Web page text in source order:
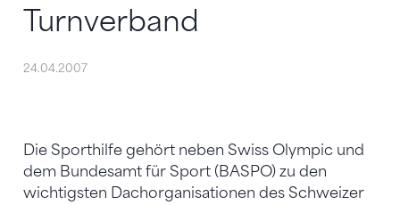
Turnverband
24.04.2007
Die Sporthilfe gehört neben Swiss Olympic und
dem Bundesamt für Sport (BASPO) zu den
wichtigsten Dachorganisationen des Schweizer